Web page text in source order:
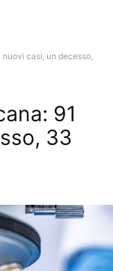
casi, un decesso,
91
33